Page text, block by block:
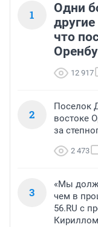
1
Одни
что
12 917
2
Поселок
востоке
за
2 473
3
«Мы
чем в
56.RU с